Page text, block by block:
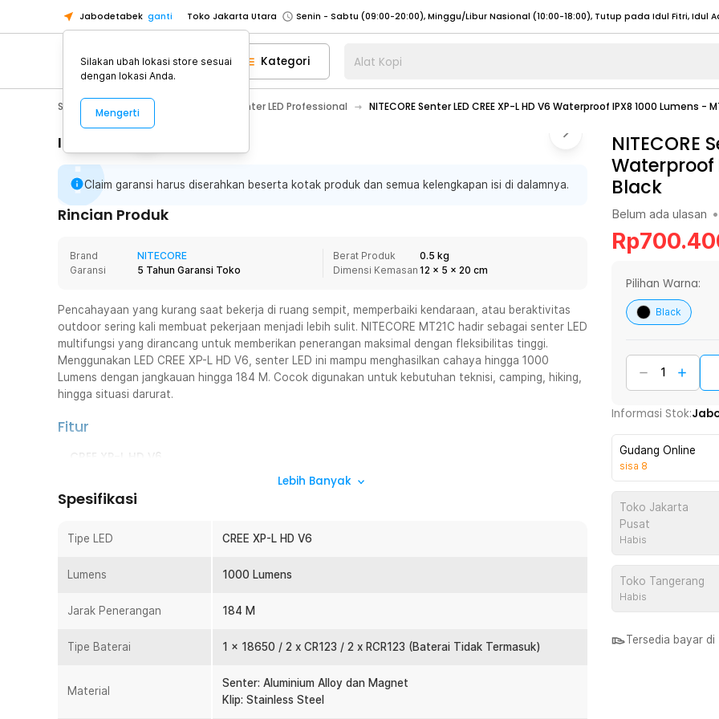
Jabodetabek ganti Toko Jakarta Utara
Toko Tangerang
Toko Cikupa
Pick n Go Jakarta Barat
Senin - Jumat (07:00 - 20:00), Sabtu - Minggu (08:00 - 20:00), Tutup pada Idul Fitri
Pick n Go Bekasi
Senin - Jumat (08:00 - 20:00), Sabtu - Minggu/ Libur Nasional (08:00 - 17:00) Selengkapnya
Senin - Jumat (08:00 - 20:00), Sabtu - Minggu/ Libur Nasional (08:00 - 17:00) Selengkapnya
Senin - Sabtu (09:00-20:00), Minggu/Libur Nasional (12:00-20:00), Tutup pada Idul Fitri
Toko Jakarta Barat
Senin - Sabtu (09:00-20:00), Minggu/Libur Nasional (12:00-20:00), Tutup pada Idul Fitri
Senin - Jumat (07:00 - 20:00), Sabtu - Minggu (08:00 - 20:00), Tutup pada Idul Fitri
Pick n Go Bekasi
Senin - Jumat (08:00 - 20:00), Sabtu - Minggu/ Libur Nasional (08:00 - 17:00) Selengkapnya
Pick n Go Depok
Senin - Jumat (08:00 - 20:00), Sabtu - Minggu/ Libur Nasional (08:00 - 17:00)
Kategori Alat Kopi
Sport & Outdoor Senter LED Professional NITECORE Senter LED CREE XP-L HD V6 Waterproof IPX8 1000 Lumens -
Informasi Penting
Claim garansi harus diserahkan beserta kotak produk dan semua kelengkapan isi di dalamnya.
Rincian Produk
Brand
NITECORE
Garansi
5 Tahun Garansi Toko
Berat Produk
0.5 kg
Dimensi Kemasan 12 x 5 x 20 cm
Pencahayaan yang kurang saat bekerja di ruang sempit, memperbaiki kendaraan, atau beraktivitas
outdoor sering kali membuat pekerjaan menjadi lebih sulit. NITECORE MT21C hadir sebagai senter LED
multifungsi yang dirancang untuk memberikan penerangan maksimal dengan fleksibilitas tinggi.
Menggunakan LED CREE XP-L HD V6, senter LED ini mampu menghasilkan cahaya hingga 1000
Lumens dengan jangkauan hingga 184 M. Cocok digunakan untuk kebutuhan teknisi, camping, hiking,
hingga situasi darurat.
Fitur
CREE XP-L HD V6
Dibekali LED CREE XP-L HD V6 berkualitas tinggi yang mampu menghasilkan output hingga 1000
Lumens. Cahaya yang dihasilkan terang, fokus, dan mampu menjangkau area hingga 184 M untuk
maksimal.
Fitur ini memungkinkan arah cahaya disesuaikan dengan kebutuhan tanpa harus mengubah posisi
genggaman. Sangat membantu saat bekerja di ruang sempit, bawah kendaraan, panel listrik, atau
Senter LED MT21C ini memiliki ukuran sebesar telapak tangan orang dewasa. Ukurannya yang
kecil dan beratnya yang ringan membuat senter ini dapat dengan mudah dibawa ke mana saja.
Lebih Banyak
Spesifikasi
Tipe LED CREE XP-L HD V6
Lumens 1000 Lumens
Jarak Penerangan 184 M
Tipe Baterai 1 x 18650 / 2 x CR123 / 2 x RCR123 (Baterai Tidak Termasuk)
Material
Senter: Aluminium Alloy dan Magnet
Klip: Stainless Steel
NITECORE
Waterproof
Black
Belum ada ulasan •
Rp
Pilihan Warna:
Black
Informasi Stok:
Gudang Online
sisa 8
Toko Jakarta
Pusat
Habis
Toko Tangerang
Habis
Tersedia bayar
Silakan ubah lokasi store sesuai
dengan lokasi Anda.
Mengerti